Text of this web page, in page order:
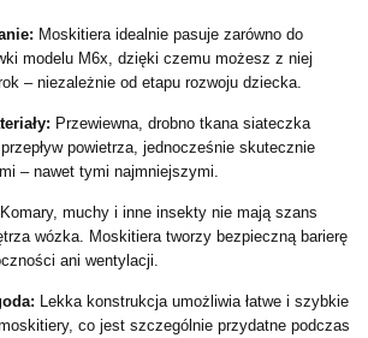
Moskitiera idealnie pasuje zarówno do
modelu M6x, dzięki czemu możesz z niej
– niezależnie od etapu rozwoju dziecka.
Przewiewna, drobno tkana siateczka
powietrza, jednocześnie skutecznie
– nawet tymi najmniejszymi.
Komary, muchy i inne insekty nie mają szans
wózka. Moskitiera tworzy bezpieczną barierę
ani wentylacji.
Lekka konstrukcja umożliwia łatwe i szybkie
co jest szczególnie przydatne podczas